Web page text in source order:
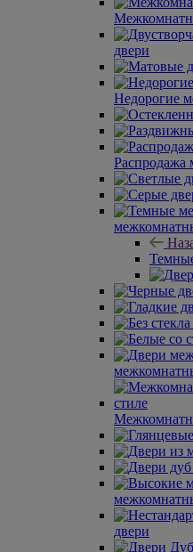
двери
Недорогие
Распродажа
двери